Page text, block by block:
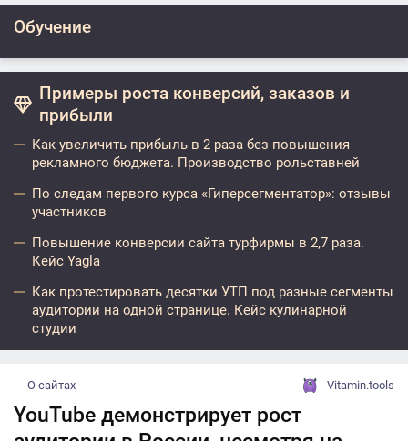
Обучение
Примеры роста конверсий, заказов и
прибыли
Как увеличить прибыль в 2 раза без повышения
рекламного бюджета. Производство рольставней
По следам первого курса «Гиперсегментатор»: отзывы
участников
Повышение конверсии сайта турфирмы в 2,7 раза.
Кейс Yagla
Как протестировать десятки УТП под разные сегменты
аудитории на одной странице. Кейс кулинарной
студии
О сайтах Vitamin.tools
YouTube демонстрирует рост